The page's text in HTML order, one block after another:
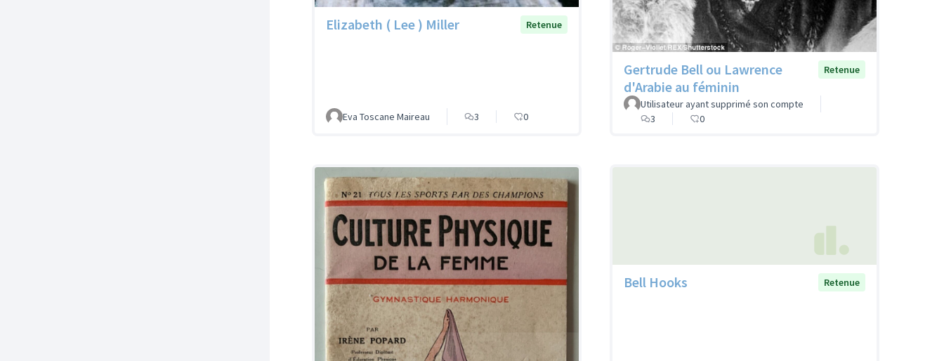
Elizabeth ( Lee ) Miller Retenue
Eva Toscane Maireau 3 0
Gertrude Bell ou Lawrence
d'Arabie au féminin
Retenue
Utilisateur ayant supprimé son compte
3
0
Bell Hooks Retenue